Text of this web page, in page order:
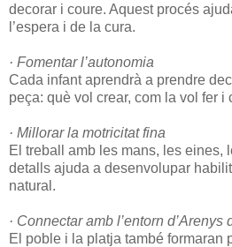
decorar i coure. Aquest procés
l’espera i de la cura.
· Fomentar l’autonomia
Cada infant aprendrà a prendre
peça: què vol crear, com la vol fer i
· Millorar la motricitat fina
El treball amb les mans, les eines,
detalls ajuda a desenvolupar
natural.
· Connectar amb l’entorn d’Arenys
El poble i la platja també formaran